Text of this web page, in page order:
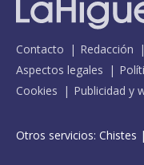
Contacto Redacción
Aspectos legales
Cookies
Publicidad y
Otros servicios: Chistes |